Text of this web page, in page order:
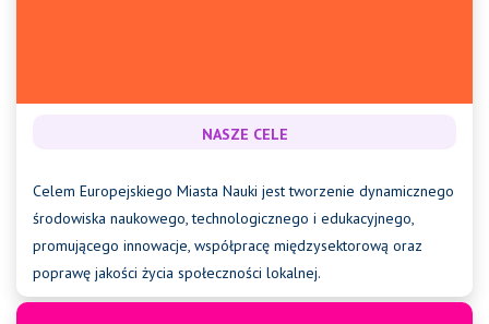
NASZE CELE
Celem Europejskiego Miasta Nauki jest tworzenie dynamicznego
środowiska naukowego, technologicznego i edukacyjnego,
promującego innowacje, współpracę międzysektorową oraz
poprawę jakości życia społeczności lokalnej.